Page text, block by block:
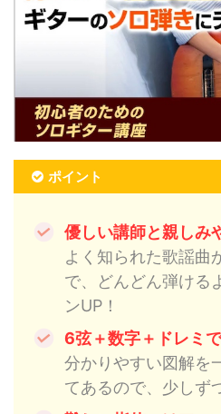
ポイント
優しい講師と親しみ
よく知られた歌謡曲
で、どんどん弾ける
ンUP！
6弦＋数字＋ドレミ
分かりやすい図解を
てあるので、少しず